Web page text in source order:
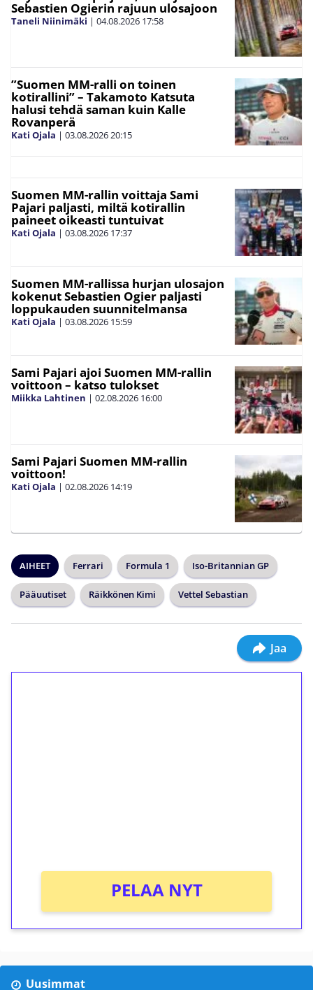
Sebastien Ogierin rajuun ulosajoon
Taneli Niinimäki | 04.08.2026 17:58
”Suomen MM-ralli on toinen
kotirallini” – Takamoto Katsuta
halusi tehdä saman kuin Kalle
Rovanperä
Kati Ojala | 03.08.202620:15
Suomen MM-rallin voittaja Sami
Pajari paljasti, miltä kotirallin
paineet oikeasti tuntuivat
Kati Ojala | 03.08.2026 17:37
Suomen MM-rallissa hurjan ulosajon
kokenut Sebastien Ogier paljasti
loppukauden suunnitelmansa
Kati Ojala | 03.08.2026 15:59
Sami Pajari ajoi Suomen MM-rallin
voittoon – katso tulokset
Miikka Lahtinen | 02.08.2026 16:00
Sami Pajari Suomen MM-rallin
voittoon!
Kati Ojala | 02.08.2026 14:19
AIHEET Ferrari Formula 1 Iso-Britannian GP
Pääuutiset Räikkönen Kimi Vettel Sebastian
Jaa
PELAA NYT
Uusimmat